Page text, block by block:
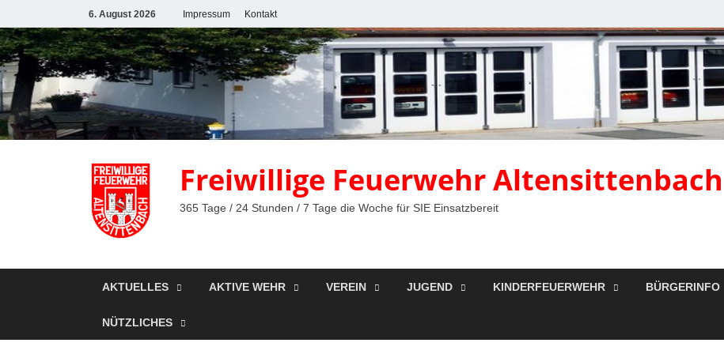
6. August 2026 Impressum Kontakt
Freiwillige Feuerwehr Altensittenbach
365 Tage / 24 Stunden / 7 Tage die Woche für SIE Einsatzbereit
AKTUELLES AKTIVE WEHR VEREIN JUGEND KINDERFEUERWEHR BÜRGERINFO
NÜTZLICHES